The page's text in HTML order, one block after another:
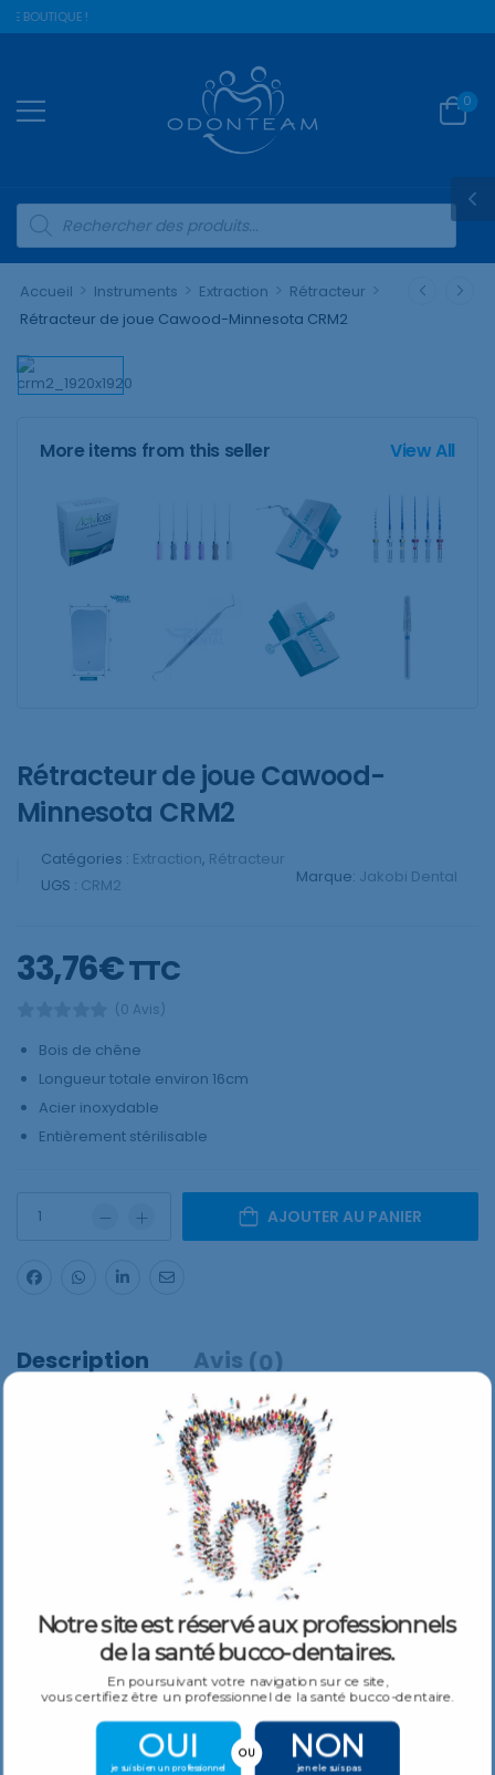
BOUTIQUE !
0
Accueil > Instruments > Extraction > Rétracteur >
Rétracteur de joue Cawood-Minnesota CRM2
More items from this seller View All
Rétracteur de joue Cawood-
Minnesota CRM2
Catégories : Extraction, Rétracteur
UGS : CRM2 Marque: Jakobi Dental
33,76€TTC
(0 Avis)
Bois de chêne
Longueur totale environ 16cm
Acier inoxydable
Entièrement stérilisable
AJOUTER AU PANIER
Description Avis (0)
Pour maintenir les joues, les lèvres et la langue.
Longueur totale environ 16cm
Entièrement stérilisable
Produits Similaires
Notre site est réservé aux professionnels
de la santé bucco-dentaires.
En poursuivant votre navigation sur ce site,
vous certifiez être un professionnel de la santé bucco-dentaire.
OUI
je suis bien un professionnel
NON
je ne le suis pas
OU